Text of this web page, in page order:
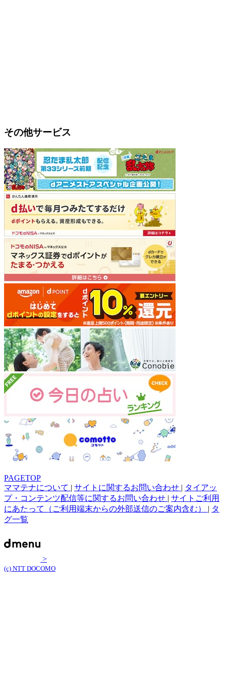
その他サービス
PAGETOP
ママテナについて | サイトに関するお問い合わせ | タイアッ
プ・コンテンツ配信等に関するお問い合わせ | サイトご利用
にあたって（ご利用端末からの外部送信のご案内含む） | タ
グ一覧
>
(c) NTT DOCOMO